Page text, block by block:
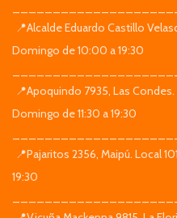
📍Alcalde Eduardo Castillo
Domingo de 10:00 a 19:30
📍Apoquindo 7935, Las
Domingo de 11:30 a 19:30
📍Pajaritos 2356, Maipú. Local
19:30